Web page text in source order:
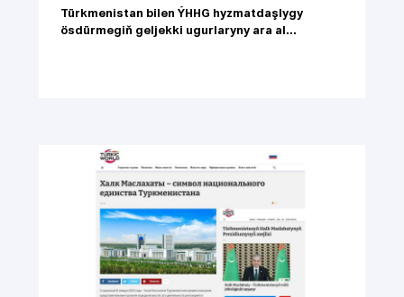
Türkmenistan bilen ÝHHG hyzmatdaşlygy
ösdürmegiň geljekki ugurlaryny ara al...